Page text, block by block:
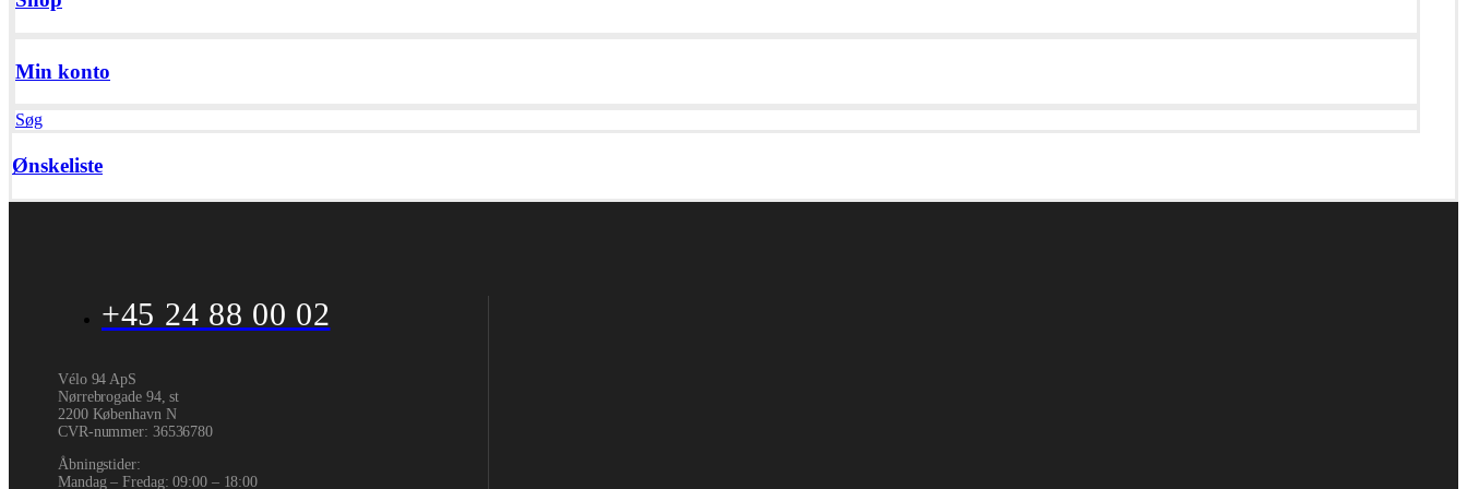
Min konto
Søg
Ønskeliste
+45 24 88 00 02
Vélo 94 ApS
Nørrebrogade 94, st
2200 København N
CVR-nummer: 36536780
Åbningstider:
Mandag – Fredag: 09:00 – 18:00